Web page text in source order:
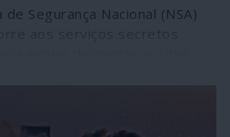
Segurança Nacional (NSA)
dinamarquês. O assunto
embora seja tratado como tal.